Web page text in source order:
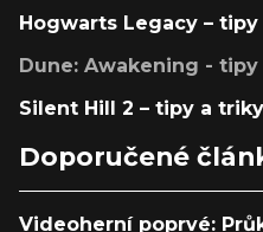
Hogwarts Legacy –
Dune: Awakening -
Silent Hill 2 – tipy a triky
Doporučené
Videoherní poprvé: